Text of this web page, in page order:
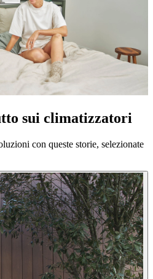
sui climatizzatori
con queste storie, selezionate